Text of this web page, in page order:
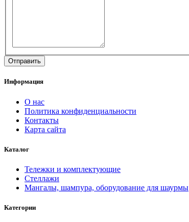
Информация
О нас
Политика конфиденциальности
Контакты
Карта сайта
Каталог
Тележки и комплектующие
Стеллажи
Мангалы, шампура, оборудование для шаурмы
Категории